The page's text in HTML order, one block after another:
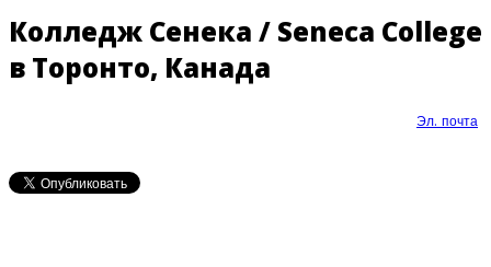
Колледж Сенека / Seneca College
в Торонто, Канада
Эл. почта